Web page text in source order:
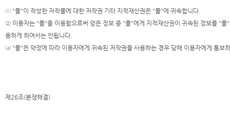
① "몰"이 작성한 저작물에 대한 저작권 기타 지적재산권은 "몰"에 귀속합니다.
② 이용자는 "몰"을 이용함으로써 얻은 정보 중 "몰"에게 지적재산권이 귀속된 정보를 "
용하게 하여서는 안됩니다.
③ "몰"은 약정에 따라 이용자에게 귀속된 저작권을 사용하는 경우 당해 이용자에게 통보
제26조(분쟁해결)